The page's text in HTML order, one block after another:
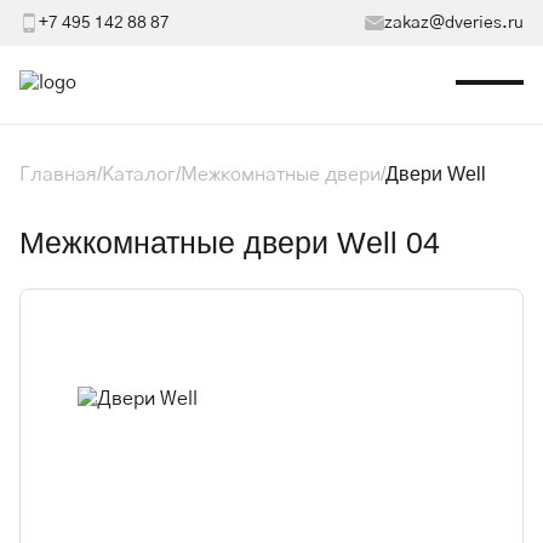
+7 495 142 88 87 zakaz@dveries.ru
Главная Каталог Межкомнатные двери Двери Well
Межкомнатные двери Well 04